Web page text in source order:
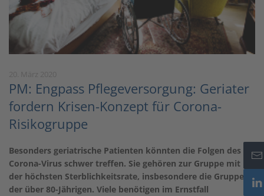
PM: Engpass Pflegeversorgung: Geriater
fordern Krisen-Konzept für Corona-
Risikogruppe
Besonders geriatrische Patienten könnten die Folgen des
Corona-Virus schwer treffen. Sie gehören zur Gruppe mit
der höchsten Sterblichkeitsrate, insbesondere die Gruppe
der über 80-Jährigen. Viele benötigen im Ernstfall